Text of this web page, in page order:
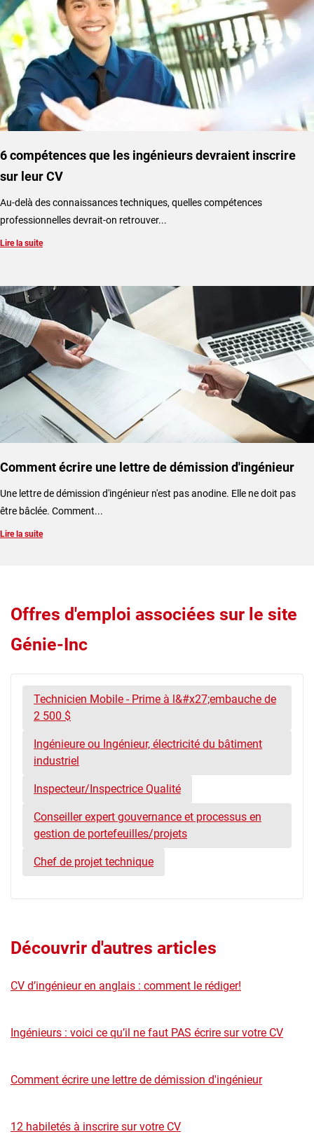
6 compétences que les ingénieurs devraient inscrire
sur leur CV
Au-delà des connaissances techniques, quelles compétences
professionnelles devrait-on retrouver...
Lire la suite
Comment écrire une lettre de démission d'ingénieur
Une lettre de démission d'ingénieur n'est pas anodine. Elle ne doit pas
être bâclée. Comment...
Lire la suite
Offres d'emploi associées sur le site
Génie-Inc
Technicien Mobile - Prime à l&#x27;embauche de
2 500 $
Ingénieure ou Ingénieur, électricité du bâtiment
industriel
Inspecteur/Inspectrice Qualité
Conseiller expert gouvernance et processus en
gestion de portefeuilles/projets
Chef de projet technique
Découvrir d'autres articles
CV d’ingénieur en anglais : comment le rédiger!
Ingénieurs : voici ce qu’il ne faut PAS écrire sur votre CV
Comment écrire une lettre de démission d'ingénieur
12 habiletés à inscrire sur votre CV